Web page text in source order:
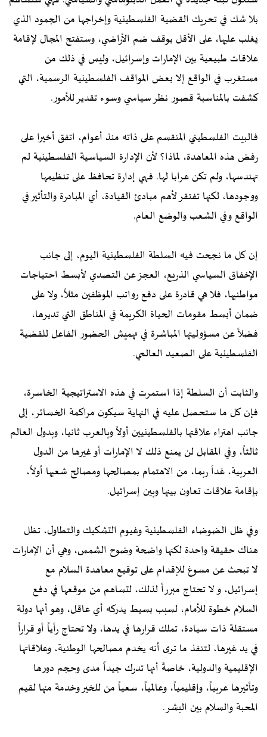
بلا شك في تحريك القضية الفلسطينية وإخراجها من الجمود الذي
يغلب عليها، على الأقل بوقف ضم الأراضي، وستفتح المجال لإقامة
علاقات طبيعية بين الإمارات وإسرائيل، وليس في ذلك من
مستغرب في الواقع إلا بعض المواقف الفلسطينية الرسمية، التي
كشفت بالمناسبة قصور نظر سياسي وسوء تقدير للأمور.
فالبيت الفلسطيني المنقسم على ذاته منذ أعوام، اتفق أخيرا على
رفض هذه المعاهدة، لماذا؟ لأن الإدارة السياسية الفلسطينية لم
تهندسها، ولم تكن عرابا لها. فهي إدارة تحافظ على تنظيمها
ووجودها، لكنها تفتقر لأهم مبادئ القيادة، أي المبادرة والتأثير في
الواقع وفي الشعب والوضع العام.
إن كل ما نجحت فيه السلطة الفلسطينية اليوم، إلى جانب
الإخفاق السياسي الذريع، العجز عن التصدي لأبسط احتياجات
مواطنيها، فلا هي قادرة على دفع رواتب الموظفين مثلاً، ولا على
ضمان أبسط مقومات الحياة الكريمة في المناطق التي تديرها،
فضلاً عن مسؤوليتها المباشرة في تهميش الحضور الفاعل للقضية
الفلسطينية على الصعيد العالمي.
والثابت أن السلطة إذا استمرت في هذه الاستراتيجية الخاسرة،
فإن كل ما ستحصل عليه في النهاية سيكون مراكمة الخسائر، إلى
جانب اهتراء علاقتها بالفلسطينيين أولاً وبالعرب ثانيا، وبدول العالم
ثالثاً، وفي المقابل لن يمنع ذلك لا الإمارات أو غيرها من الدول
العربية، غداَ ربما، من الاهتمام بمصالحها ومصالح شعبها أولاً،
بإقامة علاقات تعاون بينها وبين إسرائيل.
وفي ظل الضوضاء الفلسطينية وغيوم التشكيك والتطاول، تظل
هناك حقيقة واحدة لكنها واضحة وضوح الشمس، وهي أن الإمارات
لا تبحث عن مسوغ للإقدام على توقيع معاهدة السلام مع
إسرائيل، و لا تحتاج مبرراً لذلك، لتساهم من موقعها في دفع
السلام خطوة للأمام، لسبب بسيط يدركه أي عاقل، وهو أنها دولة
مستقلة ذات سيادة، تملك قرارها في يدها، ولا تحتاج رأياً أو قراراً
في يد غيرها، لتنفذ ما ترى أنه يخدم مصالحها الوطنية، وعلاقاتها
الإقليمية والدولية، خاصةً أنها تدرك جيداً مدى وحجم دورها
وتأثيرها عربياً، وإقليمياً، وعالمياً، سعياً من للخير وخدمة منها لقيم
المحبة والسلام بين البشر.